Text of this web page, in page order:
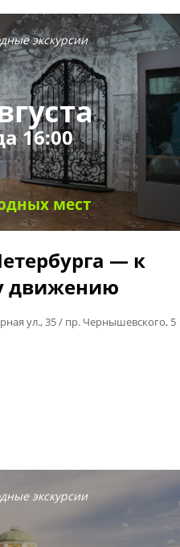
экскурсии
16:00
мест
— к
движению
ул., 35 / пр. Чернышевского, 5
экскурсии